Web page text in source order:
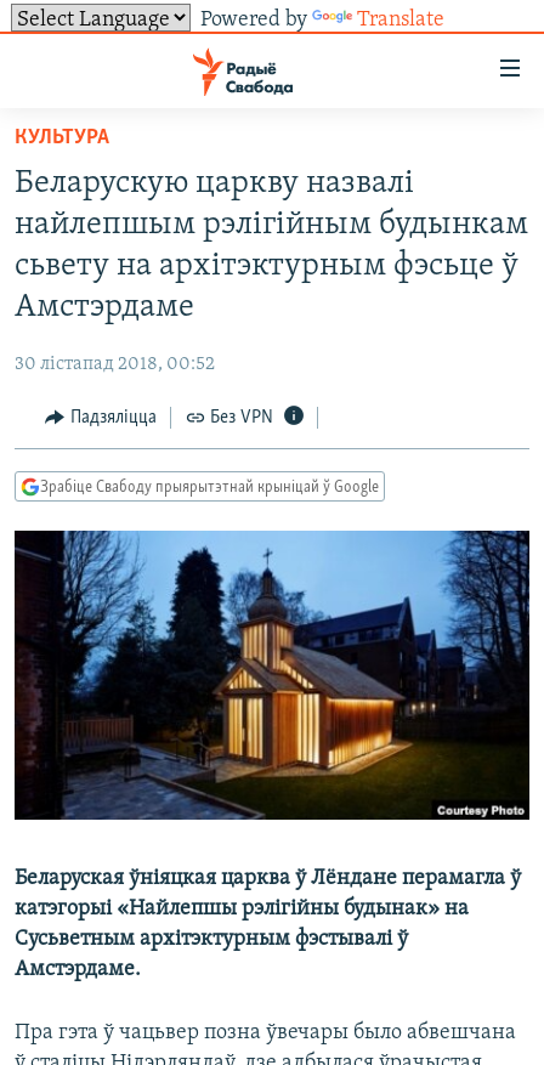
Powered by Translate
ўнівэрсальнага
доступу
Перайсьці
да
галоўнага
зьместу
Перайсьці
да
галоўнай
Перайсьці
да
пошуку
УСЕ НАВІНЫ
ВАЙНА
БЕЛАРУСЫ НА ВАЙНЕ
КУЛЬТУРА
КАЛЯНДАР
ТОЛЬКІ НА СВАБОДЗЕ
КНІГІ
АЎДЫЁКНІГІ
МОВА
НА ХВАЛЯХ СВАБОДЫ
ПАДПІСАЦЦА
FACEBOOK
TWITTER
САЧЫЦЕ ЗА АБНАЎЛЕНЬНЯМІ
КУЛЬТУРА
Беларускую царкву назвалі
найлепшым рэлігійным будынкам
сьвету на архітэктурным фэсьце ў
Амстэрдаме
30 лістапад 2018, 00:52
Падзяліцца Без VPN
Зрабіце Свабоду прыярытэтнай крыніцай ў Google
Беларуская ўніяцкая царква ў Лёндане перамагла ў
катэгорыі «Найлепшы рэлігійны будынак» на
Сусьветным архітэктурным фэстывалі ў
Амстэрдаме.
Пра гэта ў чацьвер позна ўвечары было абвешчана